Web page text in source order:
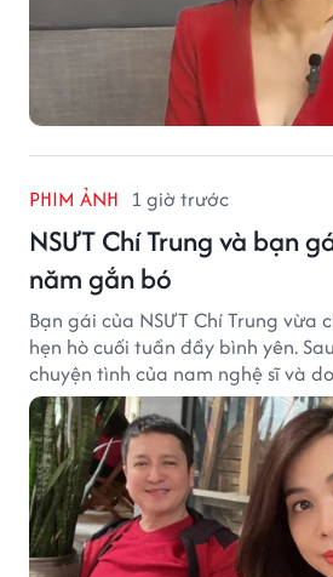
PHIM ẢNH 1 giờ trước
NSƯT Chí Trung và bạn
năm gắn bó
Bạn gái của NSƯT Chí Trung vừa
hẹn hò cuối tuần đầy bình yên.
chuyện tình của nam nghệ sĩ và
nhận được sự quan tâm từ công